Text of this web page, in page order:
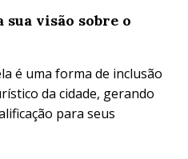
sua visão sobre o
é uma forma de inclusão
da cidade, gerando
para seus